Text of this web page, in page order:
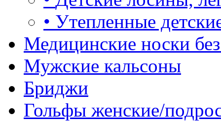
• Утепленные
Медицинские носки
Мужские кальсоны
Бриджи
Гольфы женские/